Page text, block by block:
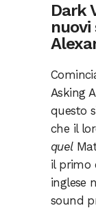
Dark
nuovi
Asking
questo
che il
quel
il primo
inglese
sound